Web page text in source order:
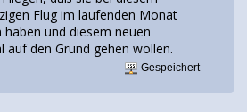
Flug im laufenden Monat
und diesem neuen
den Grund gehen wollen.
Gespeichert